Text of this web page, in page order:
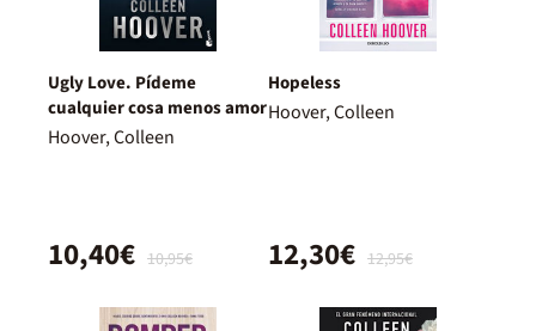
Ugly Love. Pídeme
cualquier cosa menos amor
Hoover, Colleen
10,95€
10,40€
Hopeless
Hoover, Colleen
12,95€
12,30€